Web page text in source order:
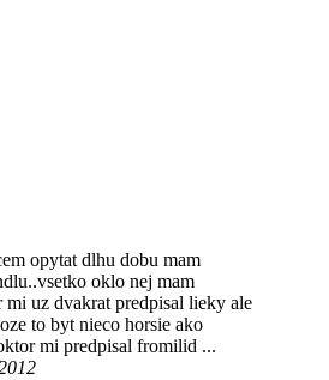
opytat dlhu dobu mam
oklo nej mam
uz dvakrat predpisal lieky ale
to byt nieco horsie ako
mi predpisal fromilid ...